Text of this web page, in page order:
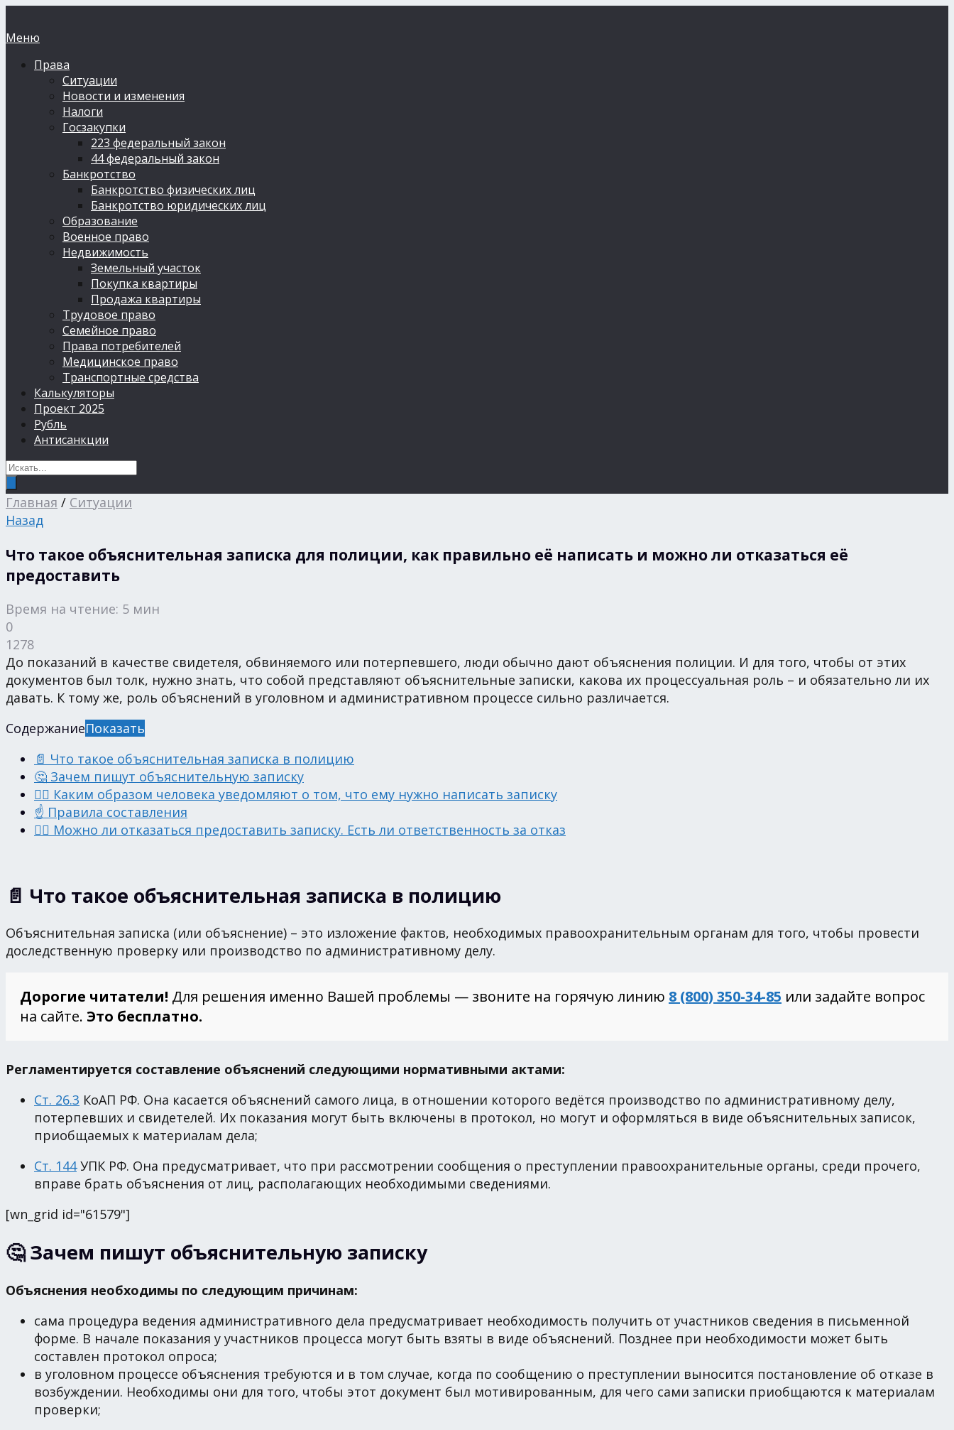
Меню
Права
Ситуации
Новости и изменения
Налоги
Госзакупки
223 федеральный закон
44 федеральный закон
Банкротство
Банкротство физических лиц
Банкротство юридических лиц
Образование
Военное право
Недвижимость
Земельный участок
Покупка квартиры
Продажа квартиры
Трудовое право
Семейное право
Права потребителей
Медицинское право
Транспортные средства
Калькуляторы
Проект 2025
Рубль
Антисанкции
Главная / Ситуации
Назад
Что такое объяснительная записка для полиции, как правильно её написать и можно ли отказаться её
предоставить
Время на чтение: 5 мин
0
1278
До показаний в качестве свидетеля, обвиняемого или потерпевшего, люди обычно дают объяснения полиции. И для того, чтобы от этих
документов был толк, нужно знать, что собой представляют объяснительные записки, какова их процессуальная роль – и обязательно ли их
давать. К тому же, роль объяснений в уголовном и административном процессе сильно различается.
СодержаниеПоказать
📄 Что такое объяснительная записка в полицию
🤔 Зачем пишут объяснительную записку
🙋‍♂️ Каким образом человека уведомляют о том, что ему нужно написать записку
☝️ Правила составления
🙅‍♂️ Можно ли отказаться предоставить записку. Есть ли ответственность за отказ
📄 Что такое объяснительная записка в полицию
Объяснительная записка (или объяснение) – это изложение фактов, необходимых правоохранительным органам для того, чтобы провести
доследственную проверку или производство по административному делу.
Дорогие читатели! Для решения именно Вашей проблемы — звоните на горячую линию 8 (800) 350-34-85 или задайте вопрос
на сайте. Это бесплатно.
Регламентируется составление объяснений следующими нормативными актами:
Ст. 26.3 КоАП РФ. Она касается объяснений самого лица, в отношении которого ведётся производство по административному делу,
потерпевших и свидетелей. Их показания могут быть включены в протокол, но могут и оформляться в виде объяснительных записок,
приобщаемых к материалам дела;
Ст. 144УПК РФ. Она предусматривает, что при рассмотрении сообщения о преступлении правоохранительные органы, среди прочего,
вправе брать объяснения от лиц, располагающих необходимыми сведениями.
[wn_grid id="61579"]
🤔 Зачем пишут объяснительную записку
Объяснения необходимы по следующим причинам:
сама процедура ведения административного дела предусматривает необходимость получить от участников сведения в письменной
форме. В начале показания у участников процесса могут быть взяты в виде объяснений. Позднее при необходимости может быть
составлен протокол опроса;
в уголовном процессе объяснения требуются и в том случае, когда по сообщению о преступлении выносится постановление об отказе в
возбуждении. Необходимы они для того, чтобы этот документ был мотивированным, для чего сами записки приобщаются к материалам
проверки;